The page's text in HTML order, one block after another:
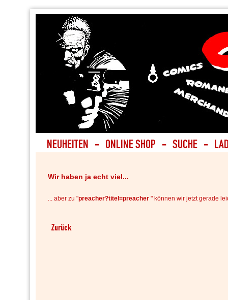
Wir haben ja echt viel...
... aber zu "preacher?titel=preacher " können wir jetzt gerade